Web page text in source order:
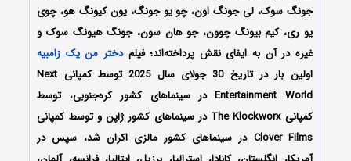
جونگ سوک، لی جونگ اون، چو یو جونگ، یون کیونگ هو، چوی
یو ری، کیم بیونگ چوون، جو هان سون، جونگ هیونگ سوک و
غیره در آن به ایفای نقش پرداخته‌اند؛ فیلمدختر من یک زامبیه
اولین بار در تاریخ 30 جولای سال 2025
توسط کمپانی‌ Next
Entertainment World در سینماهای کشور کره‌جنوبی، توسط
کمپانی The Klockworx در سینماهای کشور ژاپن و توسط کمپانی
Clover Films در سینماهای کشور مالزی اکران شد، سپس در